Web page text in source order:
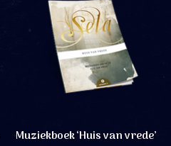
Muziekboek ‘Huis van vrede’